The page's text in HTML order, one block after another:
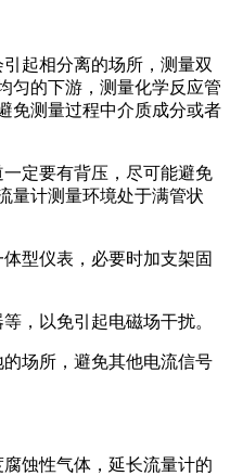
起相分离的场所，测量双
匀的下游，测量化学反应管
免测量过程中介质成分或者
定要有背压，尽可能避免
量计测量环境处于满管状
型仪表，必要时加支架固
，以免引起电磁场干扰。
场所，避免其他电流信号
蚀性气体，延长流量计的